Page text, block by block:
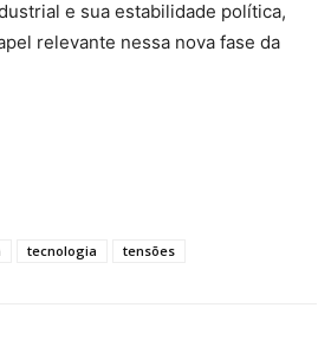
e sua estabilidade política,
relevante nessa nova fase da
tecnologia tensões